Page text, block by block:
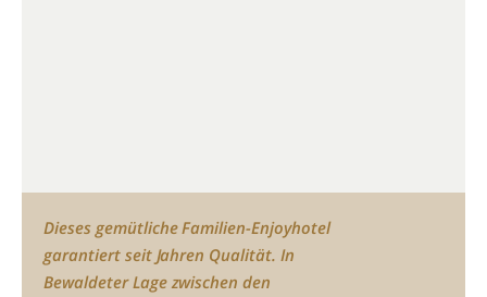
Dieses gemütliche Familien-Enjoyhotel
garantiert seit Jahren Qualität. In
Bewaldeter Lage zwischen den